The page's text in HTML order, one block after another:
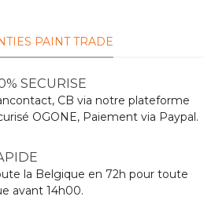
PAINT TRADE
SECURISE
CB via notre plateforme
OGONE, Paiement via Paypal.
la Belgique en 72h pour toute
avant 14h00.